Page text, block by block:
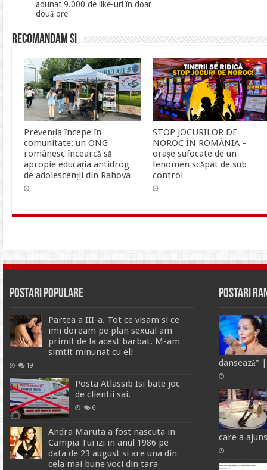
adunat 9.000 de like-uri în doar
două ore
Recomandam si
Prevenția începe în
comunitate: un ONG
românesc încearcă să
apropie educația antidrog
de adolescenții din Rahova
STOP JOCURILOR DE
NOROC ÎN ROMÂNIA –
orașe sufocate de un
fenomen scăpat de sub
control
Postari Populare
Partea a III-a. Tot ce visam si ce
imi doream pe plan sexual am
primit de la acest barbat. M-am
simtit minunat cu el!
19
Posta Atlassib Isi bate joc
de clientii sai.
6
Andra Maruta a fost nascuta in
Campia Turizi in anul 1986 pe
data de 23 august si are una din
cela mai bune voci din tara
Postari
dansează”
care a